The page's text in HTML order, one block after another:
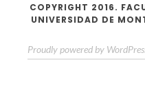
COPYRIGHT 2016.
UNIVERSIDAD DE
Proudly powered by